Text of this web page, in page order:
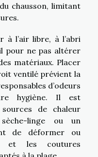
chausson, limitant
à l’air libre, à l’abri
pour ne pas altérer
matériaux. Placer
ventilé prévient la
d’odeurs
hygiène. Il est
de chaleur
linge ou un
de déformer ou
et les coutures